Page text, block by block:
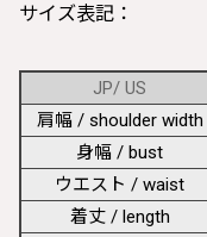
サイズ表記：
JP/ US
肩幅 / shoulder width
身幅 / bust
ウエスト / waist
着丈 / length